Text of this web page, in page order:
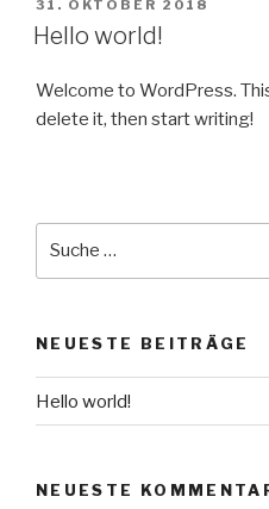
VERÖFFENTLICHT
AM
31. OKTOBER 2018
Hello world!
Welcome to WordPress.
delete it, then start writing!
NEUESTE BEITRÄGE
Hello world!
NEUESTE